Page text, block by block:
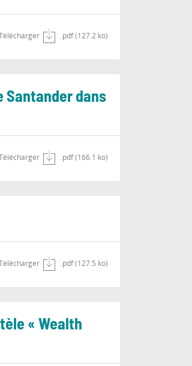
.pdf (127.2 ko)
Santander dans
.pdf (166.1 ko)
.pdf (127.5 ko)
« Wealth